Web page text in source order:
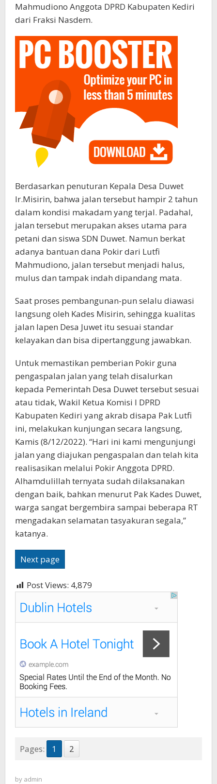
Mahmudiono Anggota DPRD Kabupaten Kediri
dari Fraksi Nasdem.
Berdasarkan penuturan Kepala Desa Duwet
Ir.Misirin, bahwa jalan tersebut hampir 2 tahun
dalam kondisi makadam yang terjal. Padahal,
jalan tersebut merupakan akses utama para
petani dan siswa SDN Duwet. Namun berkat
adanya bantuan dana Pokir dari Lutfi
Mahmudiono, jalan tersebut menjadi halus,
mulus dan tampak indah dipandang mata.
Saat proses pembangunan-pun selalu diawasi
langsung oleh Kades Misirin, sehingga kualitas
jalan lapen Desa Juwet itu sesuai standar
kelayakan dan bisa dipertanggung jawabkan.
Untuk memastikan pemberian Pokir guna
pengaspalan jalan yang telah disalurkan
kepada Pemerintah Desa Duwet tersebut sesuai
atau tidak, Wakil Ketua Komisi I DPRD
Kabupaten Kediri yang akrab disapa Pak Lutfi
ini, melakukan kunjungan secara langsung,
Kamis (8/12/2022). “Hari ini kami mengunjungi
jalan yang diajukan pengaspalan dan telah kita
realisasikan melalui Pokir Anggota DPRD.
Alhamdulillah ternyata sudah dilaksanakan
dengan baik, bahkan menurut Pak Kades Duwet,
warga sangat bergembira sampai beberapa RT
mengadakan selamatan tasyakuran segala,”
katanya.
Next page
Post Views: 4,879
Pages: 1 2
by admin